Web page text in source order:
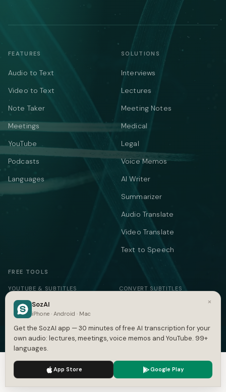
FEATURES
Audio to Text
Video to Text
Note Taker
Meetings
YouTube
Podcasts
Languages
SOLUTIONS
Interviews
Lectures
Meeting Notes
Medical
Legal
Voice Memos
AI Writer
Summarizer
Audio Translate
Video Translate
Text to Speech
FREE TOOLS
YOUTUBE & SUBTITLES
YouTube Transcript
Subtitle Generator
SRT Generator
SRT Validator
Time Shift
CONVERT SUBTITLES
VTT ↔ SRT
SRT to VTT
SBV to SRT
ASS to SRT
We use cookies to enhance your experience.
×
SozAI
iPhone · Android · Mac
Get the SozAI app — 30 minutes of free AI transcription for your
own audio: lectures, meetings, voice memos and YouTube. 99+
languages.
App Store Google Play